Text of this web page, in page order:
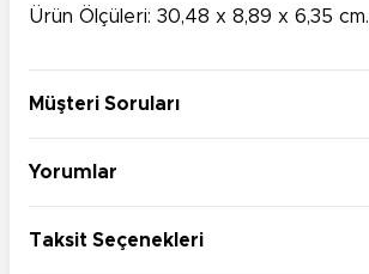
Ürün Ölçüleri: 30,48 x 8,89 x 6,35 cm.
Müşteri Soruları
Yorumlar
Taksit Seçenekleri